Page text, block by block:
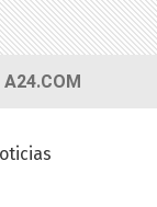
A24.COM